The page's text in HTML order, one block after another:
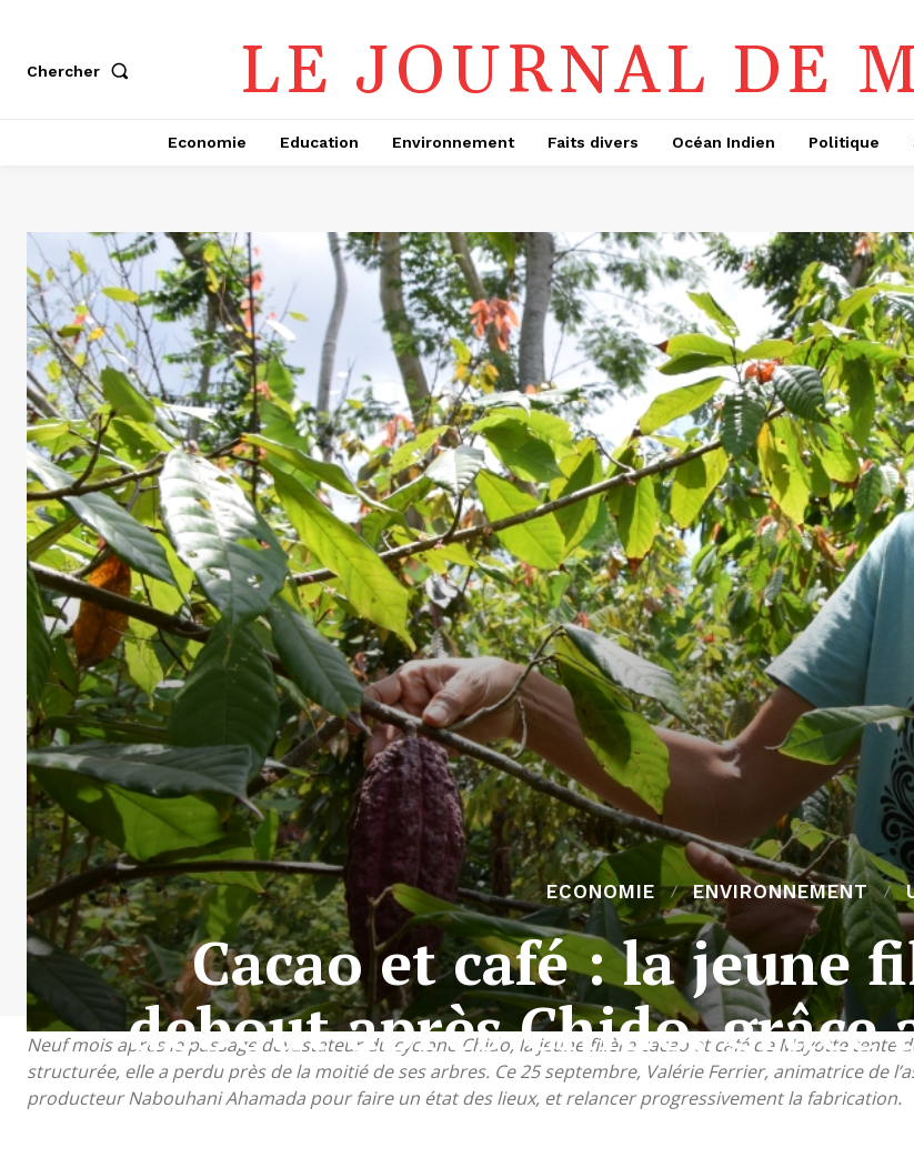
Chercher LE JOURNAL DE
Economie Education Environnement Faits divers Océan Indien Politique
Neuf mois après le passage dévastateur du cyclone Chido, la jeune filière cacao et café de Mayotte tente
structurée, elle a perdu près de la moitié de ses arbres. Ce 25 septembre, Valérie Ferrier, animatrice de
producteur Nabouhani Ahamada pour faire un état des lieux, et relancer progressivement la fabrication.
ECONOMIE ENVIRONNEMENT
Cacao et café : la jeune
debout après Chido, grâce